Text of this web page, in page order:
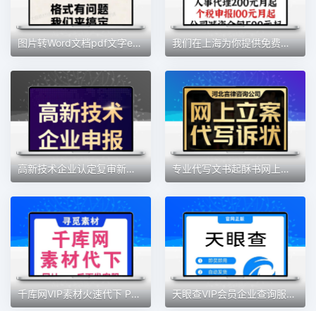
图片转Word文档pdf文字excel表格txt文本扫描处理人工代转服务 我们在上海为你提供免费代办执照服务 政府资金扶持 免费代办
高新技术企业认定复审新申报高企认定专精特新全国可接专业服务好 专业代写文书起酥书网上立案一体化服务
千库网VIP素材火速代下 PPT 背景图 GIF 视频艺术字 天眼查VIP会员企业查询服务商业注册信息查工商7天查风险查结构